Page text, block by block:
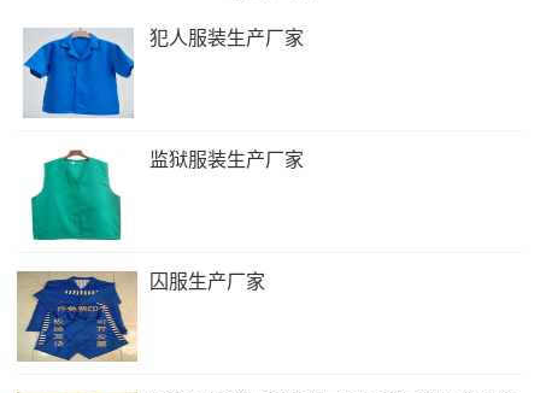
犯人服装生产厂家
监狱服装生产厂家
囚服生产厂家